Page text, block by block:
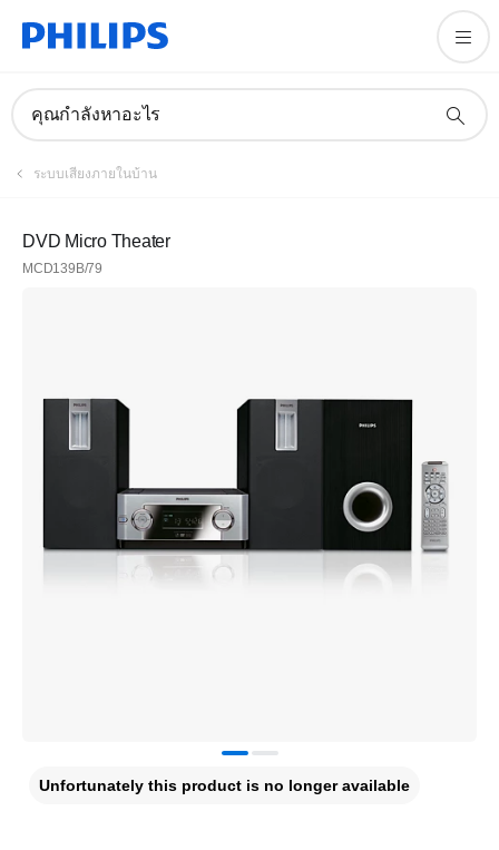
คุณกำลังหาอะไร
ระบบเสียงภายในบ้าน
DVD Micro Theater
MCD139B/79
Unfortunately this product is no longer available